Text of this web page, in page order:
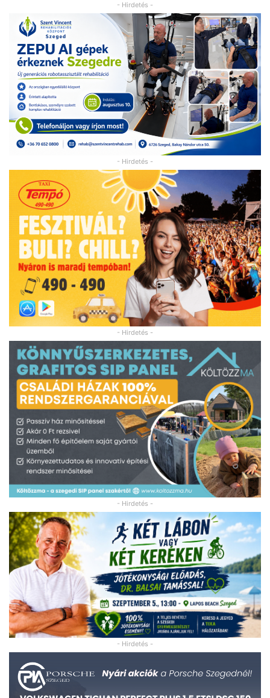
- Hirdetés -
- Hirdetés -
- Hirdetés -
- Hirdetés -
- Hirdetés -